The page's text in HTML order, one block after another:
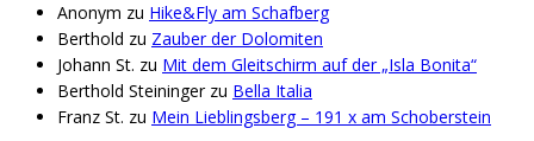
Anonym zu Hike&Fly am Schafberg
Berthold zu Zauber der Dolomiten
Johann St. zu Mit dem Gleitschirm auf der „Isla Bonita“
Berthold Steiningerzu Bella Italia
Franz St. zu Mein Lieblingsberg – 191 x am Schoberstein